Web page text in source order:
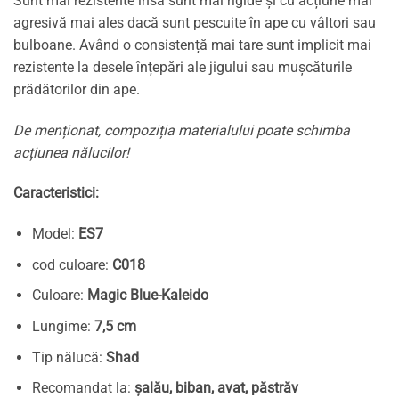
agresivă mai ales dacă sunt pescuite în ape cu vâltori sau
bulboane. Având o consistență mai tare sunt implicit mai
rezistente la desele înțepări ale jigului sau mușcăturile
prădătorilor din ape.
De menționat, compoziția materialului poate schimba
acțiunea nălucilor!
Caracteristici:
Model: ES7
cod culoare: C018
Culoare: Magic Blue-Kaleido
Lungime: 7,5 cm
Tip nălucă: Shad
Recomandat la: șalău, biban, avat, păstrăv